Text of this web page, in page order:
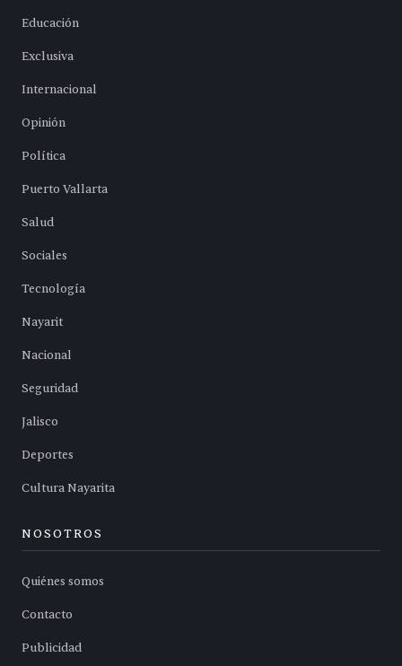
Educación
Exclusiva
Internacional
Opinión
Política
Puerto Vallarta
Salud
Sociales
Tecnología
Nayarit
Nacional
Seguridad
Jalisco
Deportes
Cultura Nayarita
NOSOTROS
Quiénes somos
Contacto
Publicidad